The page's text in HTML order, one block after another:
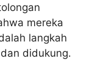
mereka
langkah
didukung.